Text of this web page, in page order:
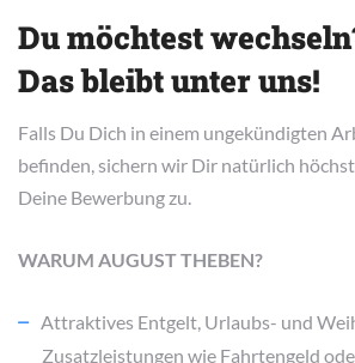
Du möchtest
Das bleibt unter uns!
Falls Du Dich in einem ungekündigten
befinden, sichern wir Dir natürlich
Deine Bewerbung zu.
WARUM AUGUST THEBEN?
Attraktives Entgelt, Urlaubs- und
Zusatzleistungen wie Fahrtengeld